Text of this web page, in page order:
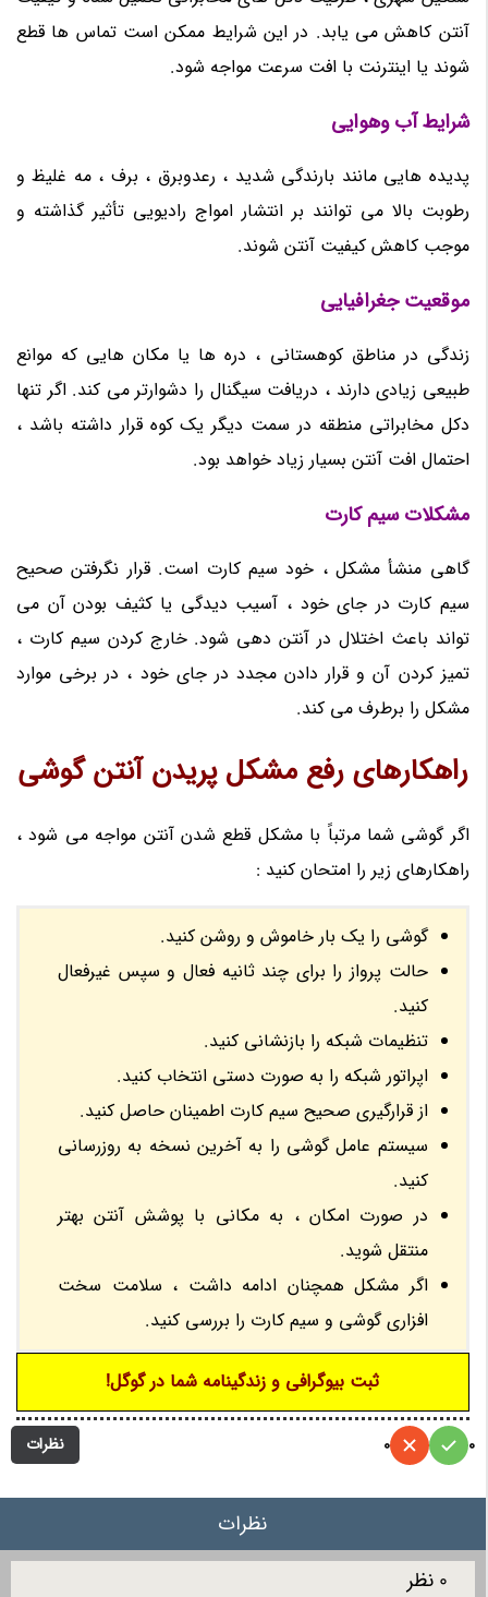
آنتن کاهش می یابد. در این شرایط ممکن است تماس ها قطع
شوند یا اینترنت با افت سرعت مواجه شود.
شرایط آب وهوایی
پدیده هایی مانند بارندگی شدید ، رعدوبرق ، برف ، مه غلیظ و
رطوبت بالا می توانند بر انتشار امواج رادیویی تأثیر گذاشته و
موجب کاهش کیفیت آنتن شوند.
موقعیت جغرافیایی
زندگی در مناطق کوهستانی ، دره ها یا مکان هایی که موانع
طبیعی زیادی دارند ، دریافت سیگنال را دشوارتر می کند. اگر تنها
دکل مخابراتی منطقه در سمت دیگر یک کوه قرار داشته باشد ،
احتمال افت آنتن بسیار زیاد خواهد بود.
مشکلات سیم کارت
گاهی منشأ مشکل ، خود سیم کارت است. قرار نگرفتن صحیح
سیم کارت در جای خود ، آسیب دیدگی یا کثیف بودن آن می
تواند باعث اختلال در آنتن دهی شود. خارج کردن سیم کارت ،
تمیز کردن آن و قرار دادن مجدد در جای خود ، در برخی موارد
مشکل را برطرف می کند.
راهکارهای رفع مشکل پریدن آنتن گوشی
اگر گوشی شما مرتباً با مشکل قطع شدن آنتن مواجه می شود ،
راهکارهای زیر را امتحان کنید :
گوشی را یک بار خاموش و روشن کنید.
حالت پرواز را برای چند ثانیه فعال و سپس غیرفعال
کنید.
تنظیمات شبکه را بازنشانی کنید.
اپراتور شبکه را به صورت دستی انتخاب کنید.
از قرارگیری صحیح سیم کارت اطمینان حاصل کنید.
سیستم عامل گوشی را به آخرین نسخه به روزرسانی
کنید.
در صورت امکان ، به مکانی با پوشش آنتن بهتر
منتقل شوید.
اگر مشکل همچنان ادامه داشت ، سلامت سخت
افزاری گوشی و سیم کارت را بررسی کنید.
ثبت بیوگرافی و زندگینامه شما در گوگل!
نظرات 0
0
نظرات
0 نظر